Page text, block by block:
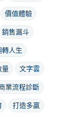
價值體驗
銷售漏斗
轉人生
量
文字雲
業流程診斷
打造多贏